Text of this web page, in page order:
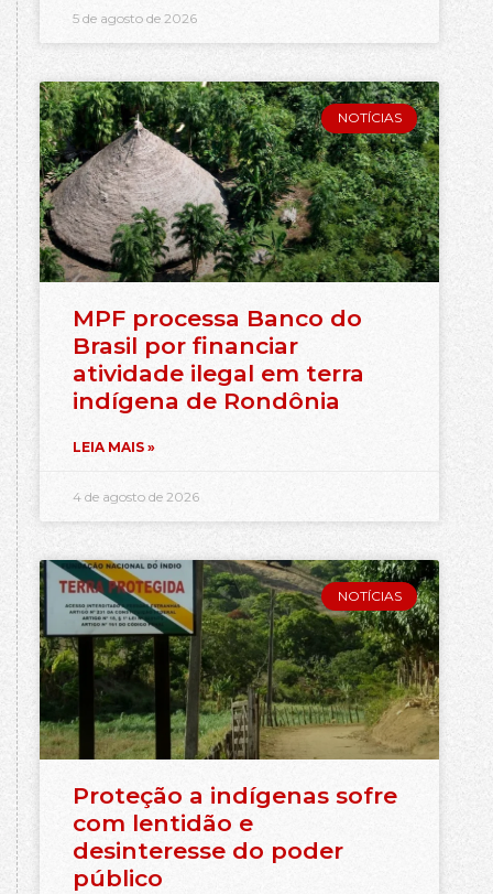
5 de agosto de 2026
NOTÍCIAS
MPF processa Banco do
Brasil por financiar
atividade ilegal em terra
indígena de Rondônia
LEIA MAIS »
4 de agosto de 2026
NOTÍCIAS
Proteção a indígenas sofre
com lentidão e
desinteresse do poder
público